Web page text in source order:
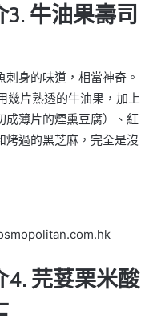
牛油果壽司
身的味道，相當神奇。
幾片熟透的牛油果，加上
成薄片的煙熏豆腐）、紅
烤過的黑芝麻，完全是沒
4. 芫荽栗米酸